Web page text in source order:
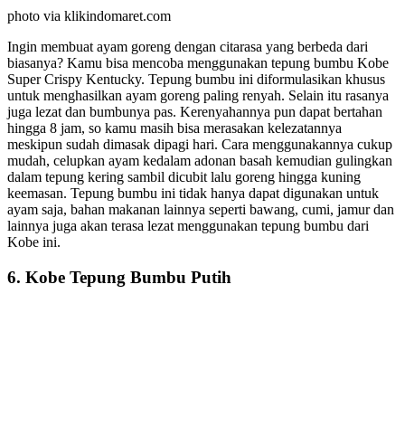
photo via klikindomaret.com
Ingin membuat ayam goreng dengan citarasa yang berbeda dari
biasanya? Kamu bisa mencoba menggunakan tepung bumbu Kobe
Super Crispy Kentucky. Tepung bumbu ini diformulasikan khusus
untuk menghasilkan ayam goreng paling renyah. Selain itu rasanya
juga lezat dan bumbunya pas. Kerenyahannya pun dapat bertahan
hingga 8 jam, so kamu masih bisa merasakan kelezatannya
meskipun sudah dimasak dipagi hari. Cara menggunakannya cukup
mudah, celupkan ayam kedalam adonan basah kemudian gulingkan
dalam tepung kering sambil dicubit lalu goreng hingga kuning
keemasan. Tepung bumbu ini tidak hanya dapat digunakan untuk
ayam saja, bahan makanan lainnya seperti bawang, cumi, jamur dan
lainnya juga akan terasa lezat menggunakan tepung bumbu dari
Kobe ini.
6. Kobe Tepung Bumbu Putih